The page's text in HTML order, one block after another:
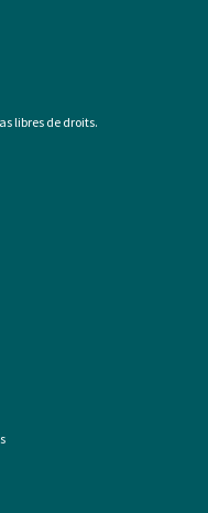
libres de droits.